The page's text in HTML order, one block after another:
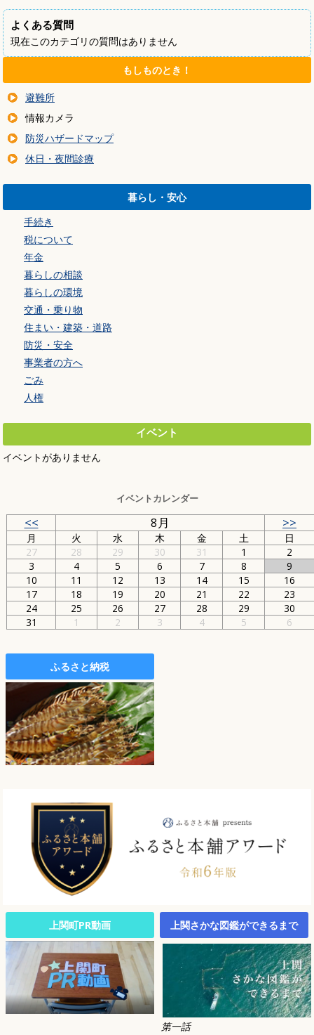
よくある質問
現在このカテゴリの質問はありません
もしものとき！
避難所
情報カメラ
防災ハザードマップ
休日・夜間診療
暮らし・安心
手続き
税について
年金
暮らしの相談
暮らしの環境
交通・乗り物
住まい・建築・道路
防災・安全
事業者の方へ
ごみ
人権
イベント
イベントがありません
イベントカレンダー
<< 8月 >>
月 火 水 木 金 土
日
27
28 29 30 31 1
2
3
4 5 6 7 8
9
10
11 12 13 14 15
16
17
18 19 20 21 22
23
24
25 26 27 28 29
30
31
1 2 3 4 5 6
ふるさと納税
上関町PR動画 上関さかな図鑑ができるまで
第一話